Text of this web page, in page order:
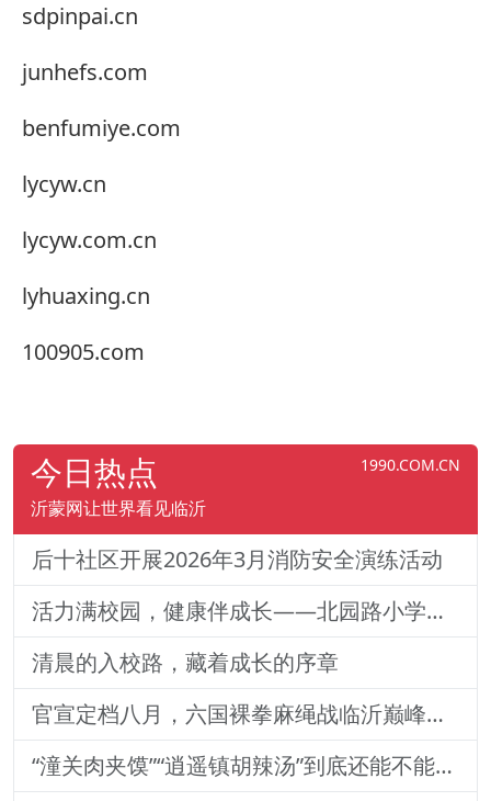
sdpinpai.cn
junhefs.com
benfumiye.com
lycyw.cn
lycyw.com.cn
lyhuaxing.cn
100905.com
今日热点 1990.COM.CN
沂蒙网让世界看见临沂
后十社区开展2026年3月消防安全演练活动
活力满校园，健康伴成长——北园路小学一二年级体质训练纪实
清晨的入校路，藏着成长的序章
官宣定档八月，六国裸拳麻绳战临沂巅峰对决！2026铁拳武风·红韵临沂国际巅峰搏击赛新闻发布会举行
“潼关肉夹馍”“逍遥镇胡辣汤”到底还能不能用？官方回